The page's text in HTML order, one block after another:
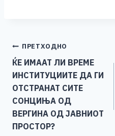
b
o
o
k
n
g
er
Навигација
на
напис
ПРЕТХОДНО
ЌЕ ИМААТ ЛИ ВРЕМЕ
ИНСТИТУЦИИТЕ ДА ГИ
ОТСТРАНАТ СИТЕ
СОНЦИЊА ОД
ВЕРГИНА ОД ЈАВНИОТ
ПРОСТОР?